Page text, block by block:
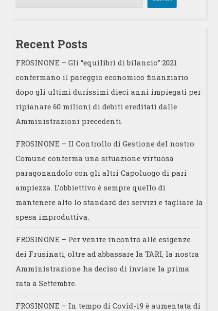
Recent Posts
FROSINONE – Gli “equilibri di bilancio” 2021
confermano il pareggio economico finanziario
dopo gli ultimi durissimi dieci anni impiegati per
ripianare 60 milioni di debiti ereditati dalle
Amministrazioni precedenti.
FROSINONE – Il Controllo di Gestione del nostro
Comune conferma una situazione virtuosa
paragonandolo con gli altri Capoluogo di pari
ampiezza. L’obbiettivo è sempre quello di
mantenere alto lo standard dei servizi e tagliare la
spesa improduttiva.
FROSINONE – Per venire incontro alle esigenze
dei Frusinati, oltre ad abbassare la TARI, la nostra
Amministrazione ha deciso di inviare la prima
rata a Settembre.
FROSINONE – In tempo di Covid-19 è aumentata di